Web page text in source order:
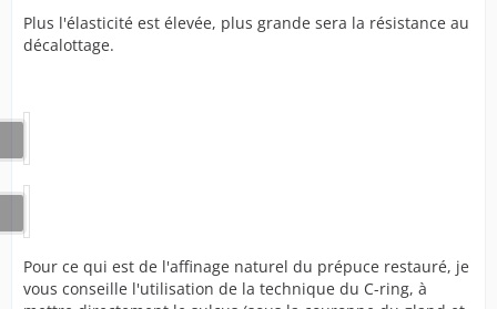
Plus l'élasticité est élevée, plus grande sera la résistance au
décalottage.
Pour ce qui est de l'affinage naturel du prépuce restauré, je
vous conseille l'utilisation de la technique du C-ring, à